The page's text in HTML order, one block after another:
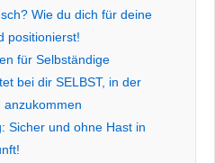
Wie du dich für deine
positionierst!
für Selbständige
bei dir SELBST, in der
anzukommen
Sicher und ohne Hast in